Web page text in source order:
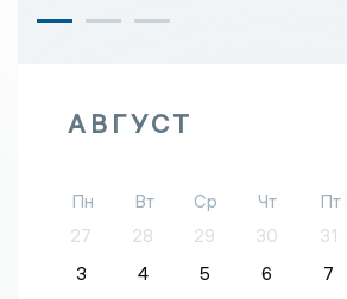
АВГУСТ
Пн Вт Ср Чт Пт
27
28 29 30 31
3
4 5 6 7